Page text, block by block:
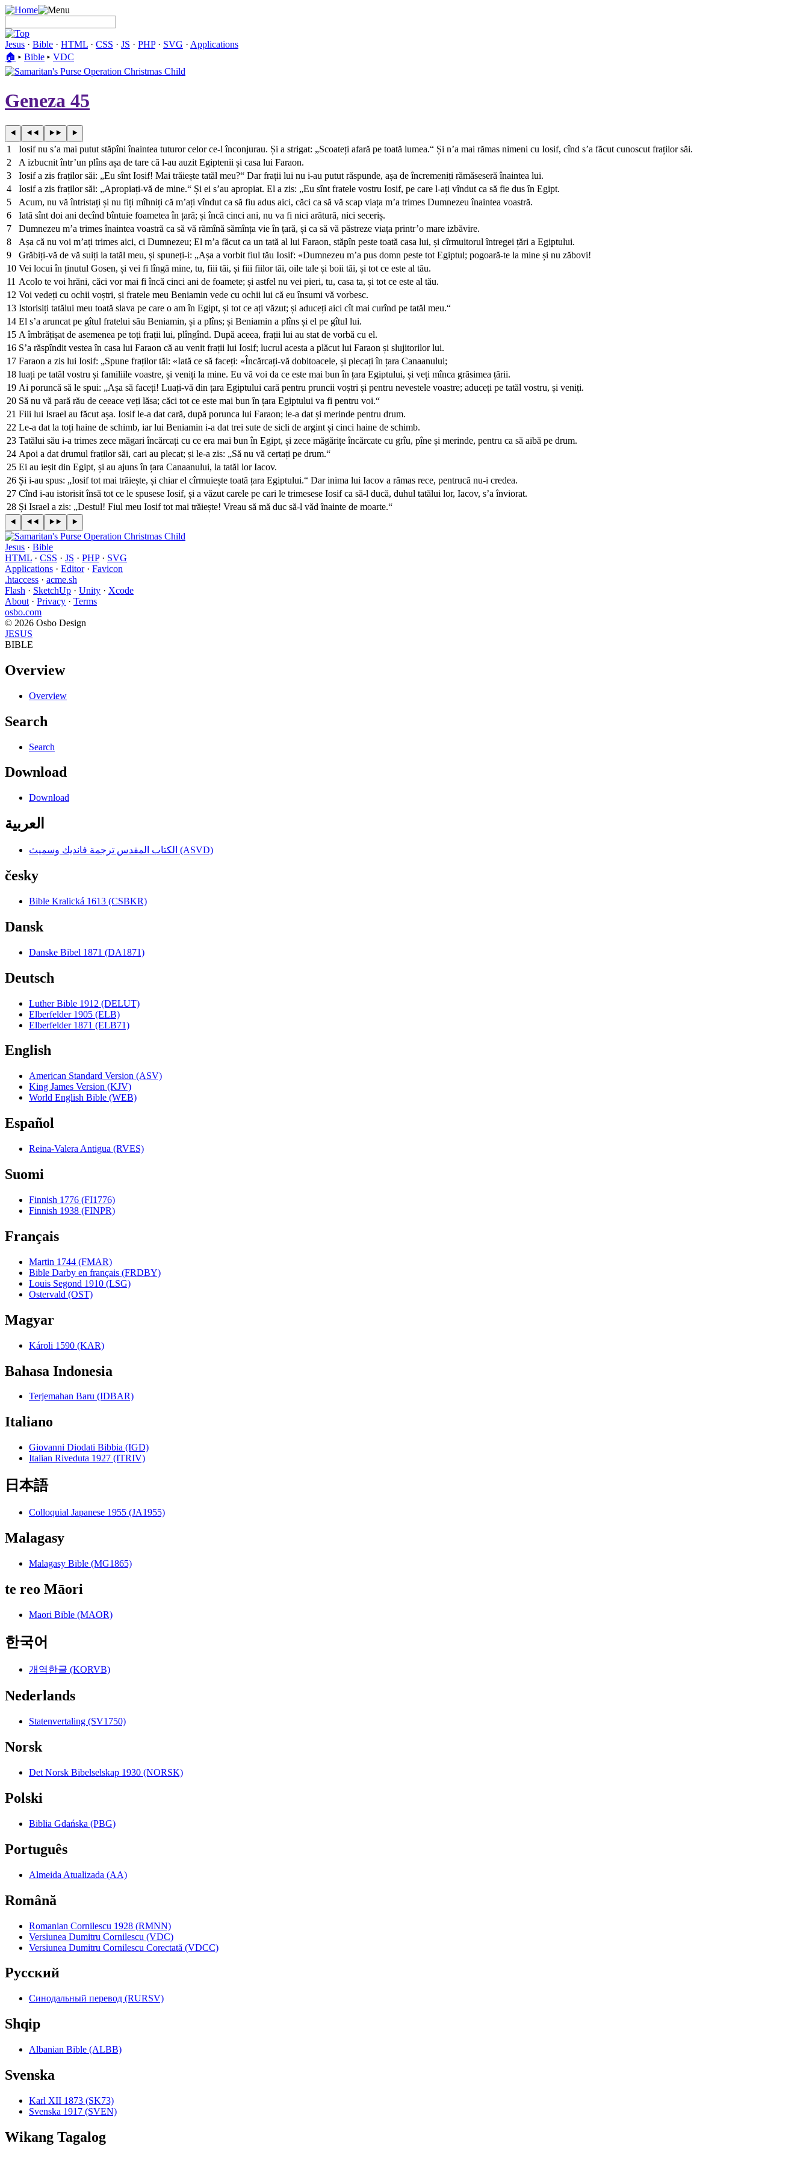
Jesus · Bible · HTML · CSS · JS · PHP· SVG · Applications
🏠︎ ▸ Bible ▸ VDC
Geneza 45
1
Iosif nu s’a mai putut stăpîni înaintea tuturor celor ce-l înconjurau. Și a strigat: „Scoateți afară pe toată lumea.“ Și n’a mai rămas nimeni cu Iosif, cînd s’a făcut cunoscut fraților săi.
2
A izbucnit într’un plîns așa de tare că l-au auzit Egiptenii și casa lui Faraon.
3
Iosif a zis fraților săi: „Eu sînt Iosif! Mai trăiește tatăl meu?“ Dar frații lui nu i-au putut răspunde, așa de încremeniți rămăseseră înaintea lui.
4
Iosif a zis fraților săi: „Apropiați-vă de mine.“ Și ei s’au apropiat. El a zis: „Eu sînt fratele vostru Iosif, pe care l-ați vîndut ca să fie dus în Egipt.
5
Acum, nu vă întristați și nu fiți mîhniți că m’ați vîndut ca să fiu adus aici, căci ca să vă scap viața m’a trimes Dumnezeu înaintea voastră.
6
Iată sînt doi ani decînd bîntuie foametea în țară; și încă cinci ani, nu va fi nici arătură, nici seceriș.
7
Dumnezeu m’a trimes înaintea voastră ca să vă rămînă sămînța vie în țară, și ca să vă păstreze viața printr’o mare izbăvire.
8
Așa că nu voi m’ați trimes aici, ci Dumnezeu; El m’a făcut ca un tată al lui Faraon, stăpîn peste toată casa lui, și cîrmuitorul întregei țări a Egiptului.
9
Grăbiți-vă de vă suiți la tatăl meu, și spuneți-i: „Așa a vorbit fiul tău Iosif: «Dumnezeu m’a pus domn peste tot Egiptul; pogoară-te la mine și nu zăbovi!
10 Vei locui în ținutul Gosen, și vei fi lîngă mine, tu, fiii tăi, și fiii fiilor tăi, oile tale și boii tăi, și tot ce este al tău.
11 Acolo te voi hrăni, căci vor mai fi încă cinci ani de foamete; și astfel nu vei pieri, tu, casa ta, și tot ce este al tău.
12 Voi vedeți cu ochii voștri, și fratele meu Beniamin vede cu ochii lui că eu însumi vă vorbesc.
13 Istorisiți tatălui meu toată slava pe care o am în Egipt, și tot ce ați văzut; și aduceți aici cît mai curînd pe tatăl meu.“
14 El s’a aruncat pe gîtul fratelui său Beniamin, și a plîns; și Beniamin a plîns și el pe gîtul lui.
15 A îmbrățișat de asemenea pe toți frații lui, plîngînd. După aceea, frații lui au stat de vorbă cu el.
16 S’a răspîndit vestea în casa lui Faraon că au venit frații lui Iosif; lucrul acesta a plăcut lui Faraon și slujitorilor lui.
17 Faraon a zis lui Iosif: „Spune fraților tăi: «Iată ce să faceți: «Încărcați-vă dobitoacele, și plecați în țara Canaanului;
18 luați pe tatăl vostru și familiile voastre, și veniți la mine. Eu vă voi da ce este mai bun în țara Egiptului, și veți mînca grăsimea țării.
19 Ai poruncă să le spui: „Așa să faceți! Luați-vă din țara Egiptului cară pentru pruncii voștri și pentru nevestele voastre; aduceți pe tatăl vostru, și veniți.
20 Să nu vă pară rău de ceeace veți lăsa; căci tot ce este mai bun în țara Egiptului va fi pentru voi.“
21 Fiii lui Israel au făcut așa. Iosif le-a dat cară, după porunca lui Faraon; le-a dat și merinde pentru drum.
22 Le-a dat la toți haine de schimb, iar lui Beniamin i-a dat trei sute de sicli de argint și cinci haine de schimb.
23 Tatălui său i-a trimes zece măgari încărcați cu ce era mai bun în Egipt, și zece măgărițe încărcate cu grîu, pîne și merinde, pentru ca să aibă pe drum.
24 Apoi a dat drumul fraților săi, cari au plecat; și le-a zis: „Să nu vă certați pe drum.“
25 Ei au ieșit din Egipt, și au ajuns în țara Canaanului, la tatăl lor Iacov.
26 Și i-au spus: „Iosif tot mai trăiește, și chiar el cîrmuiește toată țara Egiptului.“ Dar inima lui Iacov a rămas rece, pentrucă nu-i credea.
27 Cînd i-au istorisit însă tot ce le spusese Iosif, și a văzut carele pe cari le trimesese Iosif ca să-l ducă, duhul tatălui lor, Iacov, s’a înviorat.
28 Și Israel a zis: „Destul! Fiul meu Iosif tot mai trăiește! Vreau să mă duc să-l văd înainte de moarte.“
Jesus · Bible
HTML · CSS · JS · PHP· SVG
Applications · Editor· Favicon
.htaccess · acme.sh
Flash · SketchUp · Unity · Xcode
About · Privacy · Terms
osbo.com
© 2026 Osbo Design
JESUS
BIBLE
Overview
Overview
Search
Search
Download
Download
العربية
الكتاب المقدس ترجمة فانديك وسميث (ASVD)
česky
Bible Kralická 1613 (CSBKR)
Dansk
Danske Bibel 1871 (DA1871)
Deutsch
Luther Bible 1912 (DELUT)
Elberfelder 1905 (ELB)
Elberfelder 1871 (ELB71)
English
American Standard Version (ASV)
King James Version (KJV)
World English Bible (WEB)
Español
Reina-Valera Antigua (RVES)
Suomi
Finnish 1776 (FI1776)
Finnish 1938 (FINPR)
Français
Martin 1744 (FMAR)
Bible Darby en français (FRDBY)
Louis Segond 1910 (LSG)
Ostervald (OST)
Magyar
Károli 1590 (KAR)
Bahasa Indonesia
Terjemahan Baru (IDBAR)
Italiano
Giovanni Diodati Bibbia (IGD)
Italian Riveduta 1927 (ITRIV)
日本語
Colloquial Japanese 1955 (JA1955)
Malagasy
Malagasy Bible (MG1865)
te reo Māori
Maori Bible (MAOR)
한국어
개역한글 (KORVB)
Nederlands
Statenvertaling (SV1750)
Norsk
Det Norsk Bibelselskap 1930 (NORSK)
Polski
Biblia Gdańska (PBG)
Português
Almeida Atualizada (AA)
Română
Romanian Cornilescu 1928 (RMNN)
Versiunea Dumitru Cornilescu (VDC)
Versiunea Dumitru Cornilescu Corectată (VDCC)
Pyccкий
Синодальный перевод (RURSV)
Shqip
Albanian Bible (ALBB)
Svenska
Karl XII 1873 (SK73)
Svenska 1917 (SVEN)
Wikang Tagalog